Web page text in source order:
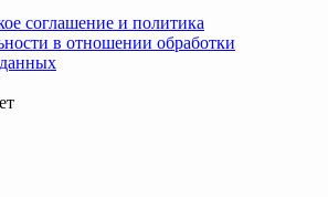
соглашение и политика
в отношении обработки